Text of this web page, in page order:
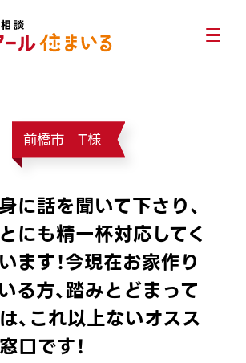
前橋市 T様
に話を聞いて下さり、
にも精一杯対応してく
ます！今現在お家作り
る方、踏みとどまって
、これ以上ないオスス
口です！